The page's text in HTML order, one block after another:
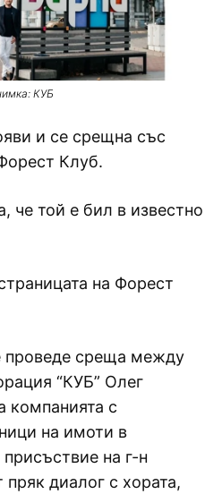
КУБ
и се срещна със
Клуб.
че той е бил в известно
на Форест
проведе среща между
“КУБ” Олег
компанията с
на имоти в
на г-н
пряк диалог с хората,